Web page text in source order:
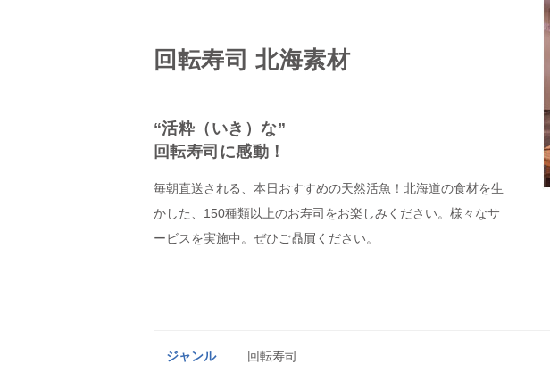
回転寿司 北海素材
“活粋（いき）な”
回転寿司に感動！
毎朝直送される、本日おすすめの天然活魚！北海道の食材を生
かした、150種類以上のお寿司をお楽しみください。様々なサ
ービスを実施中。ぜひご贔屓ください。
ジャンル 回転寿司